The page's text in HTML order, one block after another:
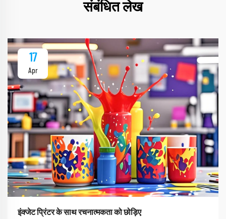
संबंधित लेख
17
Apr
इंक्जेट प्रिंटर के साथ रचनात्मकता को छोड़िए